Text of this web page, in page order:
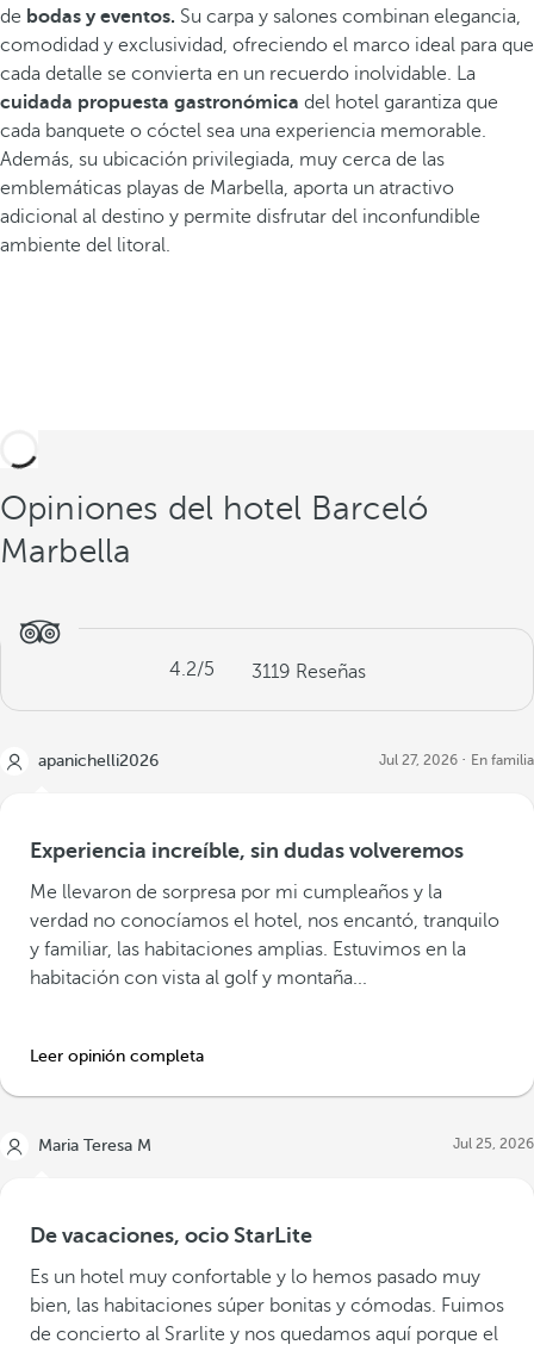
de bodas y eventos. Su carpa y salones combinan elegancia,
comodidad y exclusividad, ofreciendo el marco ideal para que
cada detalle se convierta en un recuerdo inolvidable. La
cuidada propuesta gastronómica del hotel garantiza que
cada banquete o cóctel sea una experiencia memorable.
Además, su ubicación privilegiada, muy cerca de las
emblemáticas playas de Marbella, aporta un atractivo
adicional al destino y permite disfrutar del inconfundible
ambiente del litoral.
Opiniones del hotel Barceló
Marbella
4.2/5 3119 Reseñas
apanichelli2026 Jul 27, 2026 En familia
Experiencia increíble, sin dudas volveremos
Me llevaron de sorpresa por mi cumpleaños y la
verdad no conocíamos el hotel, nos encantó, tranquilo
y familiar, las habitaciones amplias. Estuvimos en la
habitación con vista al golf y montaña...
Leer opinión completa
Maria Teresa M Jul 25, 2026
De vacaciones, ocio StarLite
Es un hotel muy confortable y lo hemos pasado muy
bien, las habitaciones súper bonitas y cómodas. Fuimos
de concierto al Srarlite y nos quedamos aquí porque el